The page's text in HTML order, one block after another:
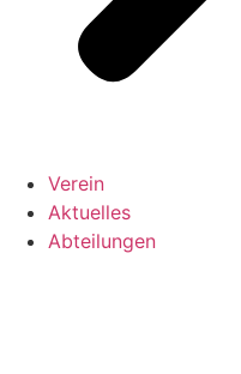
Verein
Aktuelles
Abteilungen